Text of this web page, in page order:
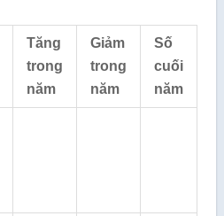
Tăng
trong
năm
Giảm
trong
năm
Số
cuối
năm